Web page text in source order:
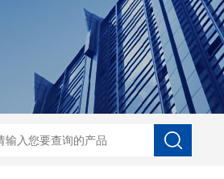
X射线CT扫描设备 EDX1800BRohs指令环